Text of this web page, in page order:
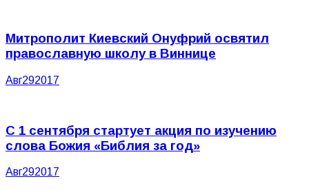
Митрополит Киевский Онуфрий освятил
православную школу в Виннице
Авг292017
С 1 сентября стартует акция по изучению
слова Божия «Библия за год»
Авг292017